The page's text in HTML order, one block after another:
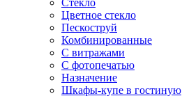
Стекло
Цветное стекло
Пескоструй
Комбинированные
С витражами
С фотопечатью
Назначение
Шкафы-купе в гостиную